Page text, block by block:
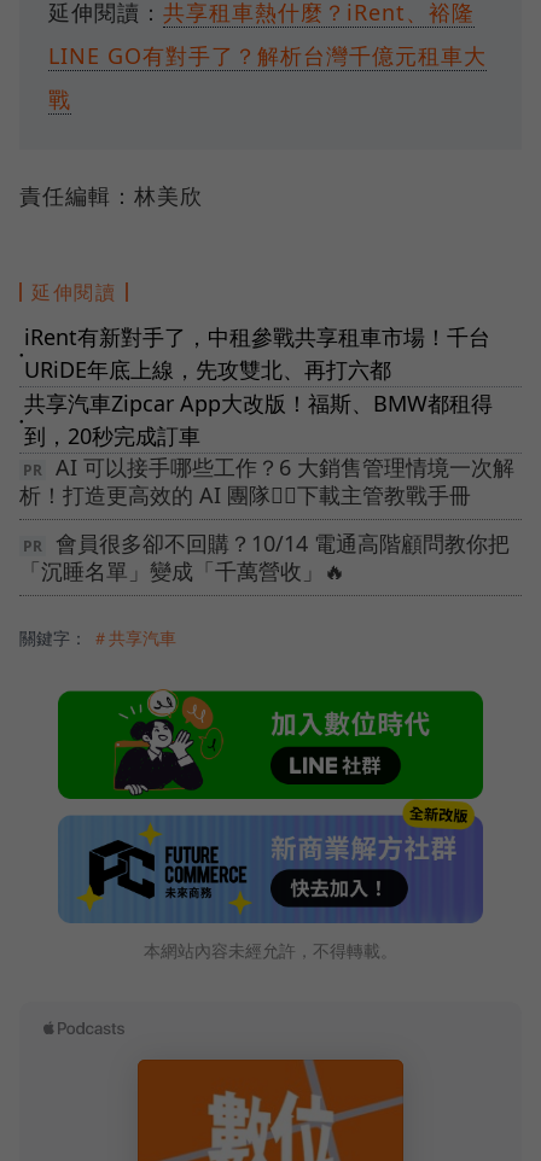
延伸閱讀： 共享租車熱什麼？iRent、裕隆
LINE GO有對手了？解析台灣千億元租車大
戰
責任編輯：林美欣
延伸閱讀
●
iRent有新對手了，中租參戰共享租車市場！千台
URiDE年底上線，先攻雙北、再打六都
●
共享汽車Zipcar App大改版！福斯、BMW都租得
到，20秒完成訂車
AI 可以接手哪些工作？6 大銷售管理情境一次解
析！打造更高效的 AI 團隊👉🏻下載主管教戰手冊
會員很多卻不回購？10/14 電通高階顧問教你把
「沉睡名單」變成「千萬營收」🔥
關鍵字： ＃共享汽車
本網站內容未經允許，不得轉載。